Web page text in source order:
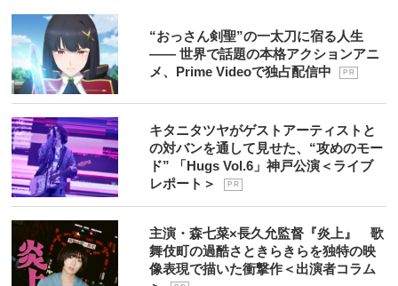
“おっさん剣聖”の一太刀に宿る人生
―― 世界で話題の本格アクションアニ
メ、Prime Videoで独占配信中
P R
キタニタツヤがゲストアーティストと
の対バンを通して見せた、“攻めのモー
ド” 「Hugs Vol.6」神戸公演＜ライブ
レポート＞
P R
主演・森七菜×長久允監督『炎上』 歌
舞伎町の過酷さときらきらを独特の映
像表現で描いた衝撃作＜出演者コラム